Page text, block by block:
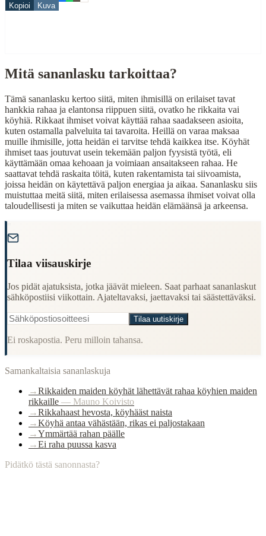
rikas
Finding Finnish proverbs about specific topics
Learning Finnish language through proverbs
Finding quotes for speeches or writing
Cultural Context
Language:Finnish (suomi)
Origin:Finland
Period:Traditional folk wisdom
Kopioi Kuva
Mitä sananlasku tarkoittaa?
Tämä sananlasku kertoo siitä, miten ihmisillä on erilaiset tavat
hankkia rahaa ja elantonsa riippuen siitä, ovatko he rikkaita vai
köyhiä. Rikkaat ihmiset voivat käyttää rahaa saadakseen asioita,
kuten ostamalla palveluita tai tavaroita. Heillä on varaa maksaa
muille ihmisille, jotta heidän ei tarvitse tehdä kaikkea itse. Köyhät
ihmiset taas joutuvat usein tekemään paljon fyysistä työtä, eli
käyttämään omaa kehoaan ja voimiaan ansaitakseen rahaa. He
saattavat tehdä raskaita töitä, kuten rakentamista tai siivoamista,
joissa heidän on käytettävä paljon energiaa ja aikaa. Sananlasku siis
muistuttaa meitä siitä, miten erilaisessa asemassa ihmiset voivat olla
taloudellisesti ja miten se vaikuttaa heidän elämäänsä ja arkeensa.
Tilaa viisauskirje
Jos pidät ajatuksista, jotka jäävät mieleen. Saat parhaat sananlaskut
sähköpostiisi viikottain. Ajateltavaksi, jaettavaksi tai säästettäväksi.
Tilaa uutiskirje
Ei roskapostia. Peru milloin tahansa.
Samankaltaisia sananlaskuja
→Rikkaiden maiden köyhät lähettävät rahaa köyhien maiden
rikkaille — Mauno Koivisto
→Rikkahaast hevosta, köyhääst naista
→Köyhä antaa vähästään, rikas ei paljostakaan
→Ymmärtää rahan päälle
→Ei raha puussa kasva
Pidätkö tästä sanonnasta?